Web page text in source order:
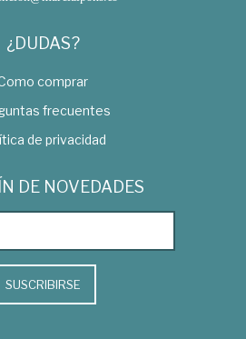
¿DUDAS?
comprar
frecuentes
de privacidad
DE NOVEDADES
SUSCRIBIRSE